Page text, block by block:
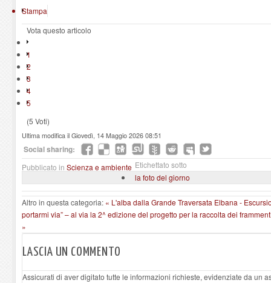
Stampa
Vota questo articolo
1
2
3
4
5
(5 Voti)
Ultima modifica il Giovedì, 14 Maggio 2026 08:51
Social sharing:
Pubblicato in Scienza e ambiente Etichettato sotto
la foto del giorno
Altro in questa categoria: « L'alba dalla Grande Traversata Elbana -
portarmi via” – al via la 2^ edizione del progetto per la raccolta dei
»
LASCIA UN COMMENTO
Assicurati di aver digitato tutte le informazioni richieste, evidenziate da un